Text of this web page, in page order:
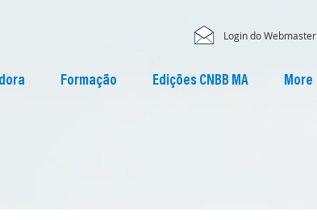
Login do Webmaster
Formação Edições CNBB MA More